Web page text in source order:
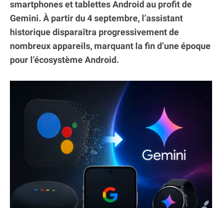
smartphones et tablettes Android au profit de
Gemini. À partir du 4 septembre, l’assistant
historique disparaîtra progressivement de
nombreux appareils, marquant la fin d’une époque
pour l’écosystème Android.